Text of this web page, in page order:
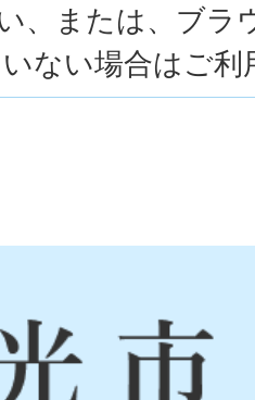
、または、ブラ
ない場合はご利